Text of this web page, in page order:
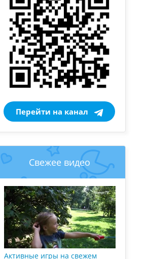
Перейти на канал
Свежее видео
Активные игры на свежем